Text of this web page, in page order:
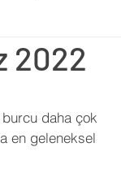
Aylık Burç Yorumları
Retro
2022
daha çok
en geleneksel